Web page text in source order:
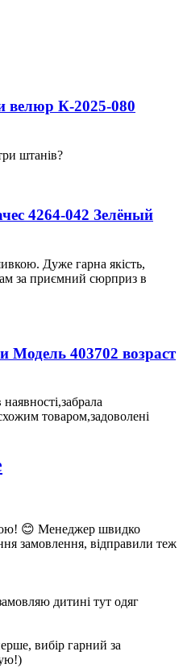
велюр К-2025-080
штанів?
4264-042 Зелёный
Дуже гарна якість,
за приємний сюрприз в
Модель 403702 возраст
товаром,задоволені
😊 Менеджер швидко
замовлення, відправили теж
дитині тут одяг
вибір гарний за